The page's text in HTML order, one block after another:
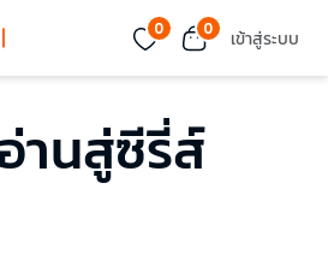
0 0 เข้าสู่ระบบ
านสู่ซีรี่ส์